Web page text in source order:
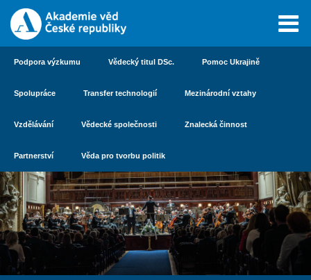
Podpora výzkumu Vědecký titul DSc. Pomoc Ukrajině
Spolupráce Transfer technologií Mezinárodní vztahy
Vzdělávání Vědecké společnosti Znalecká činnost
Partnerství Věda pro tvorbu politik